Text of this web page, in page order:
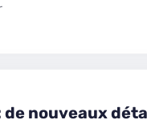
de nouveaux